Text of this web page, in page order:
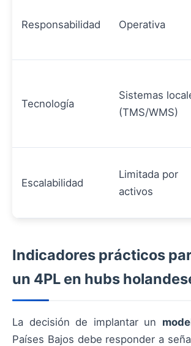
Responsabilidad Operativa
Tecnología
Sistemas
(TMS/WMS)
Escalabilidad
Limitada por
activos
Indicadores prácticos
un 4PL en hubs
La decisión de implantar un
Países Bajos debe responder a